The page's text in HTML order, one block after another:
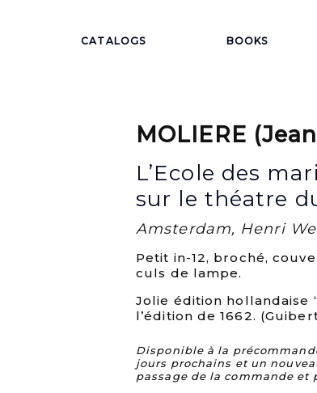
CATALOGS BOOKS
MOLIERE
L’Ecole des
sur le théatre
Amsterdam, Henri
Petit in-12, broché,
culs de lampe.
Jolie édition hollandaise
l’édition de 1662.
Disponible à la
jours prochains et un
passage de la commande et